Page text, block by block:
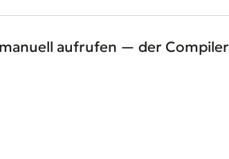
manuell aufrufen — der Compiler